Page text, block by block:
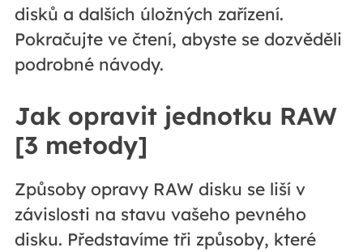
disků a dalších úložných zařízení.
Pokračujte ve čtení, abyste se dozvěděli
podrobné návody.
Jak opravit jednotku RAW
[3 metody]
Způsoby opravy RAW disku se liší v
závislosti na stavu vašeho pevného
disku. Představíme tři způsoby, které